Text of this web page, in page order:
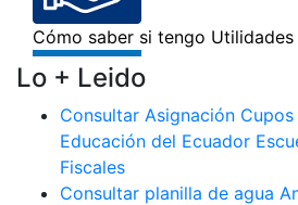
Lo + Leido
Consultar Asignación
Educación del Ecuador
Fiscales
Consultar planilla de agua